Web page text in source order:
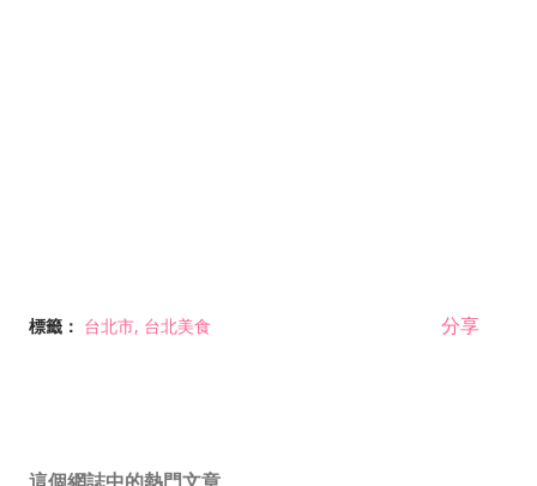
標籤： 台北市 台北美食 分享